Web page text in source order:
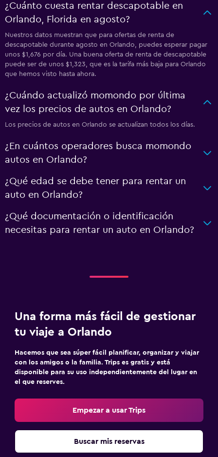
¿Cuánto cuesta rentar descapotable en
Orlando, Florida en agosto?
Nuestros datos muestran que para ofertas de renta de
descapotable durante agosto en Orlando, puedes esperar pagar
unos $1,676 por día. Una buena oferta de renta de descapotable
puede ser de unos $1,323, que es la tarifa más baja para Orlando
que hemos visto hasta ahora.
¿Cuándo actualizó momondo por última
vez los precios de autos en Orlando?
Los precios de autos en Orlando se actualizan todos los días.
¿En cuántos operadores busca momondo
autos en Orlando?
¿Qué edad se debe tener para rentar un
auto en Orlando?
¿Qué documentación o identificación
necesitas para rentar un auto en Orlando?
Una forma más fácil de gestionar
tu viaje a Orlando
Hacemos que sea súper fácil planificar, organizar y viajar
con los amigos o la familia. Trips es gratis y está
disponible para su uso independientemente del lugar en
el que reserves.
Empezar a usar Trips
Buscar mis reservas